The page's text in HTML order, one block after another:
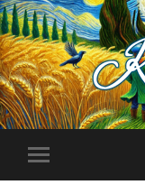
Toggle
mobile